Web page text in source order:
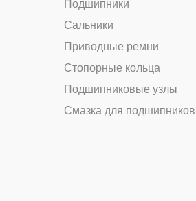
Подшипники
Сальники
Приводные ремни
Стопорные кольца
Подшипниковые узлы
Смазка для подшипников